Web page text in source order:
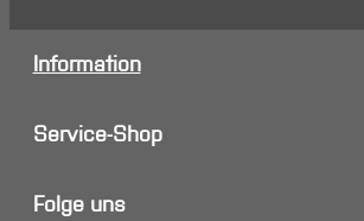
Information
Service-Shop
Folge uns